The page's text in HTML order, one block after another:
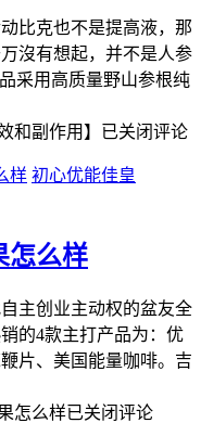
比克也不是提高液，那
沒有想起，并不是人参
采用高质量野山参根纯
和副作用】 已关闭评论
初心优能佳皇
怎么样
主创业主动权的盆友全
的4款主打产品为：优
片、美国能量咖啡。吉
怎么样已关闭评论